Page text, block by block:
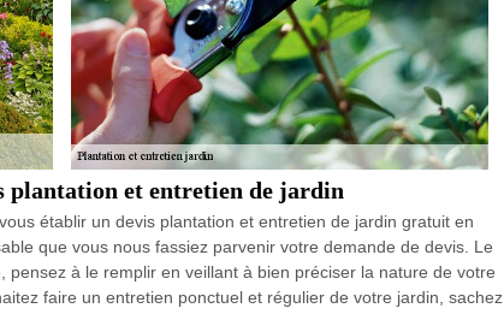
plantation et entretien de jardin
établir un devis plantation et entretien de jardin gratuit en
que vous nous fassiez parvenir votre demande de devis. Le
à le remplir en veillant à bien préciser la nature de votre
faire un entretien ponctuel et régulier de votre jardin, sachez